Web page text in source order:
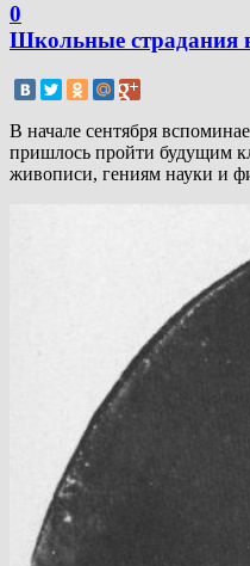
0
Школьные страдания
В начале сентября
пришлось пройти будущим
живописи, гениям науки и